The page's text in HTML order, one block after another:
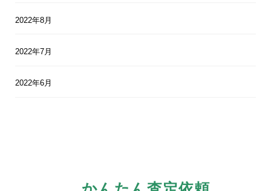
2022年8月
2022年7月
2022年6月